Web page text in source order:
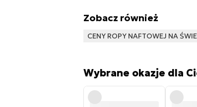
Zobacz również
CENY ROPY NAFTOWEJ NA
Wybrane okazje dla